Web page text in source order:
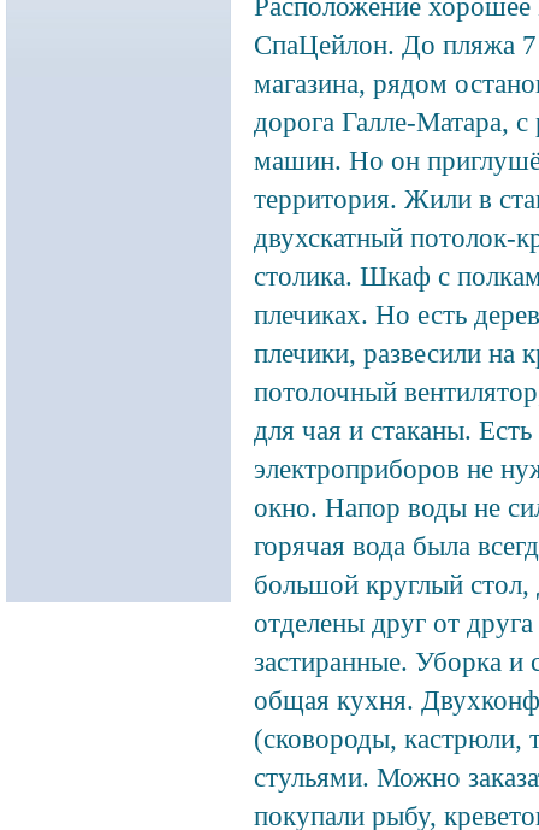
СпаЦейлон. До пляжа
магазина, рядом
дорога Галле-Матара,
машин. Но он
территория. Жили в
двухскатный потолок-
столика. Шкаф с
плечиках. Но есть
плечики, развесили
потолочный
для чая и стаканы.
электроприборов не
окно. Напор воды не
горячая вода была
большой круглый стол,
отделены друг от
застиранные. Уборка и
общая кухня.
(сковороды, кастрюли,
стульями. Можно
покупали рыбу,